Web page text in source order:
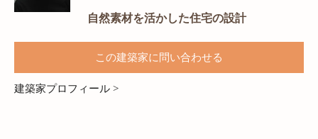
自然素材を活かした住宅の設計
この建築家に問い合わせる
建築家プロフィール >